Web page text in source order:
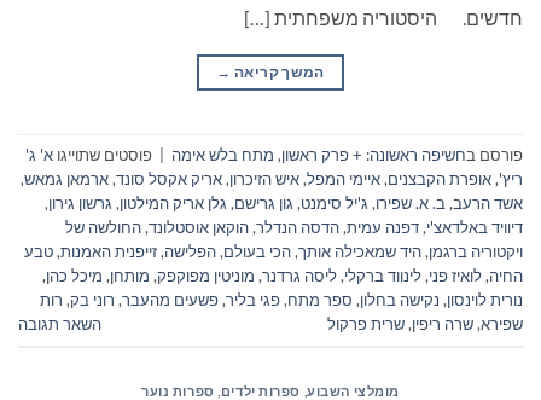
חדשים. היסטוריה משפחתית […]
המשך קריאה →
פורסם בחשיפה ראשונה: + פרק ראשון, מתח בלש אימה פוסטים שתוייגו א' ג'
ריץ',אופרת הקבצנים,איימי המפל,איש הזיכרון,אריק אקסל סונד,ארמאן גמאש,
אשד הרעב, ב. א. שפירו, ג'יל סימנט, גון גרישם, גלן אריק המילטון, גרשון גירון,
דיוויד באלדאצ'י,דפנה עמית,הדסה הנדלר,הוקאן אוסטלונד,החולשה של
ויקטוריה ברגמן,היד שמאכילה אותך,הכי בעולם,הפלישה,זייפנית האמנות,טבע
החיה,לואיז פני,לינווד ברקלי,ליסה גרדנר, מוניטין מפוקפק, מותחן, מיכל כהן,
נורית לוינסון, נקישה בחלון, ספר מתח,פגי בליר,פשעים מהעבר, רוני בק, רות
שפירא,שרה ריפין,שרית פרקול השאר תגובה
מומלצי השבוע, ספרות ילדים ספרות נוער